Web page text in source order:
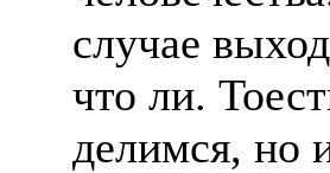
случае
что ли.
делимся, но